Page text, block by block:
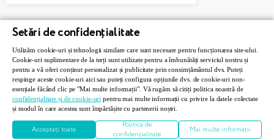
Askona © 2026. Toate drepturile rezervate.
Developed by5Reasons
Setări de confidențialitate
Utilizăm cookie-uri și tehnologii similare care sunt necesare pentru funcționarea site-ului.
Cookie-uri suplimentare de la terți sunt utilizate pentru a îmbunătăți serviciul nostru și
pentru a vă oferi conținut personalizat și publicitate prin consimțământul dvs. Puteți
respinge aceste cookie-uri aici sau puteți configura opțiunile dvs. de cookie-uri non-
esențiale făcând clic pe "Mai multe informații". Vă rugăm să citiți politica noastră de
confidențialitate și de cookie-uri pentru mai multe informații cu privire la datele colectate
și modul în care acestea sunt împărtășite cu partenerii noștri.
Acceptați toate
Politica de
confidențialitate
Mai multe informații